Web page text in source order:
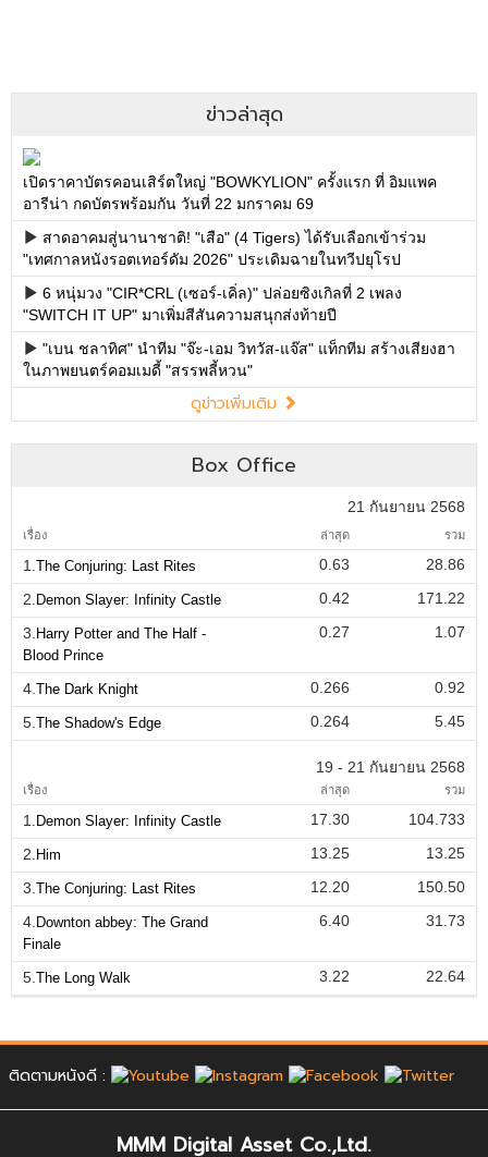
ข่าวล่าสุด
เปิดราคาบัตรคอนเสิร์ตใหญ่ "BOWKYLION" ครั้งแรก ที่ อิมแพค
อารีน่า กดบัตรพร้อมกัน วันที่ 22 มกราคม 69
สาดอาคมสู่นานาชาติ! "เสือ" (4 Tigers) ได้รับเลือกเข้าร่วม
"เทศกาลหนังรอตเทอร์ดัม 2026" ประเดิมฉายในทวีปยุโรป
6 หนุ่มวง "CIR*CRL (เซอร์-เคิ่ล)" ปล่อยซิงเกิลที่ 2 เพลง
"SWITCH IT UP" มาเพิ่มสีสันความสนุกส่งท้ายปี
"เบน ชลาทิศ" นำทีม "จ๊ะ-เอม วิทวัส-แจ๊ส" แท็กทีม สร้างเสียงฮา
ในภาพยนตร์คอมเมดี้ "สรรพลี้หวน"
ดูข่าวเพิ่มเติม
Box Office
21 กันยายน 2568
เรื่อง ล่าสุด รวม
1. The Conjuring: Last Rites 0.63
28.86
2. Demon Slayer: Infinity Castle 0.42
171.22
3. Harry Potter and The Half -
Blood Prince
0.27 1.07
4. The Dark Knight 0.266
0.92
5. The Shadow's Edge 0.264 5.45
19 - 21 กันยายน 2568
เรื่อง ล่าสุด รวม
1. Demon Slayer: Infinity Castle 17.30
104.733
2. Him 13.25
13.25
3. The Conjuring: Last Rites 12.20
150.50
4. Downton abbey: The Grand
Finale
6.40 31.73
5. The Long Walk 3.22 22.64
ติดตามหนังดี :
MMM Digital Asset Co.,Ltd.